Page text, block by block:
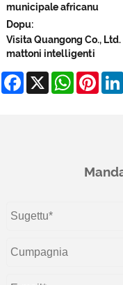
municipale africanu
Dopu:
Visita Quangong Co.,
mattoni intelligenti
Facebook
X